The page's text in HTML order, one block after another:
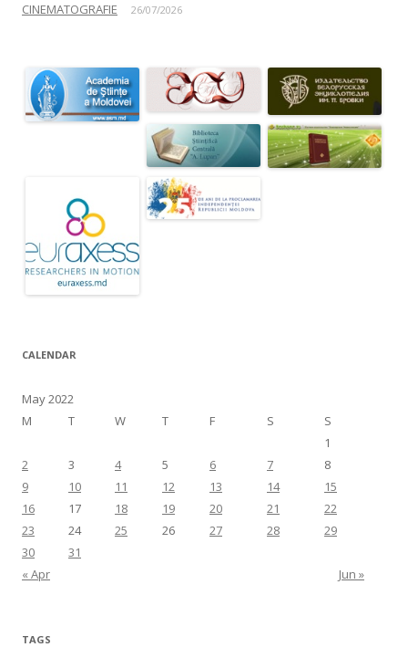
CINEMATOGRAFIE 26/07/2026
CALENDAR
May 2022
M
T W T F S S
« Apr Jun »
1
2
3 4 5 6 7
8
9
10 11 12 13 14
15
16
17 18 19 20 21
22
23
24 25 26 27 28
29
30
31
TAGS